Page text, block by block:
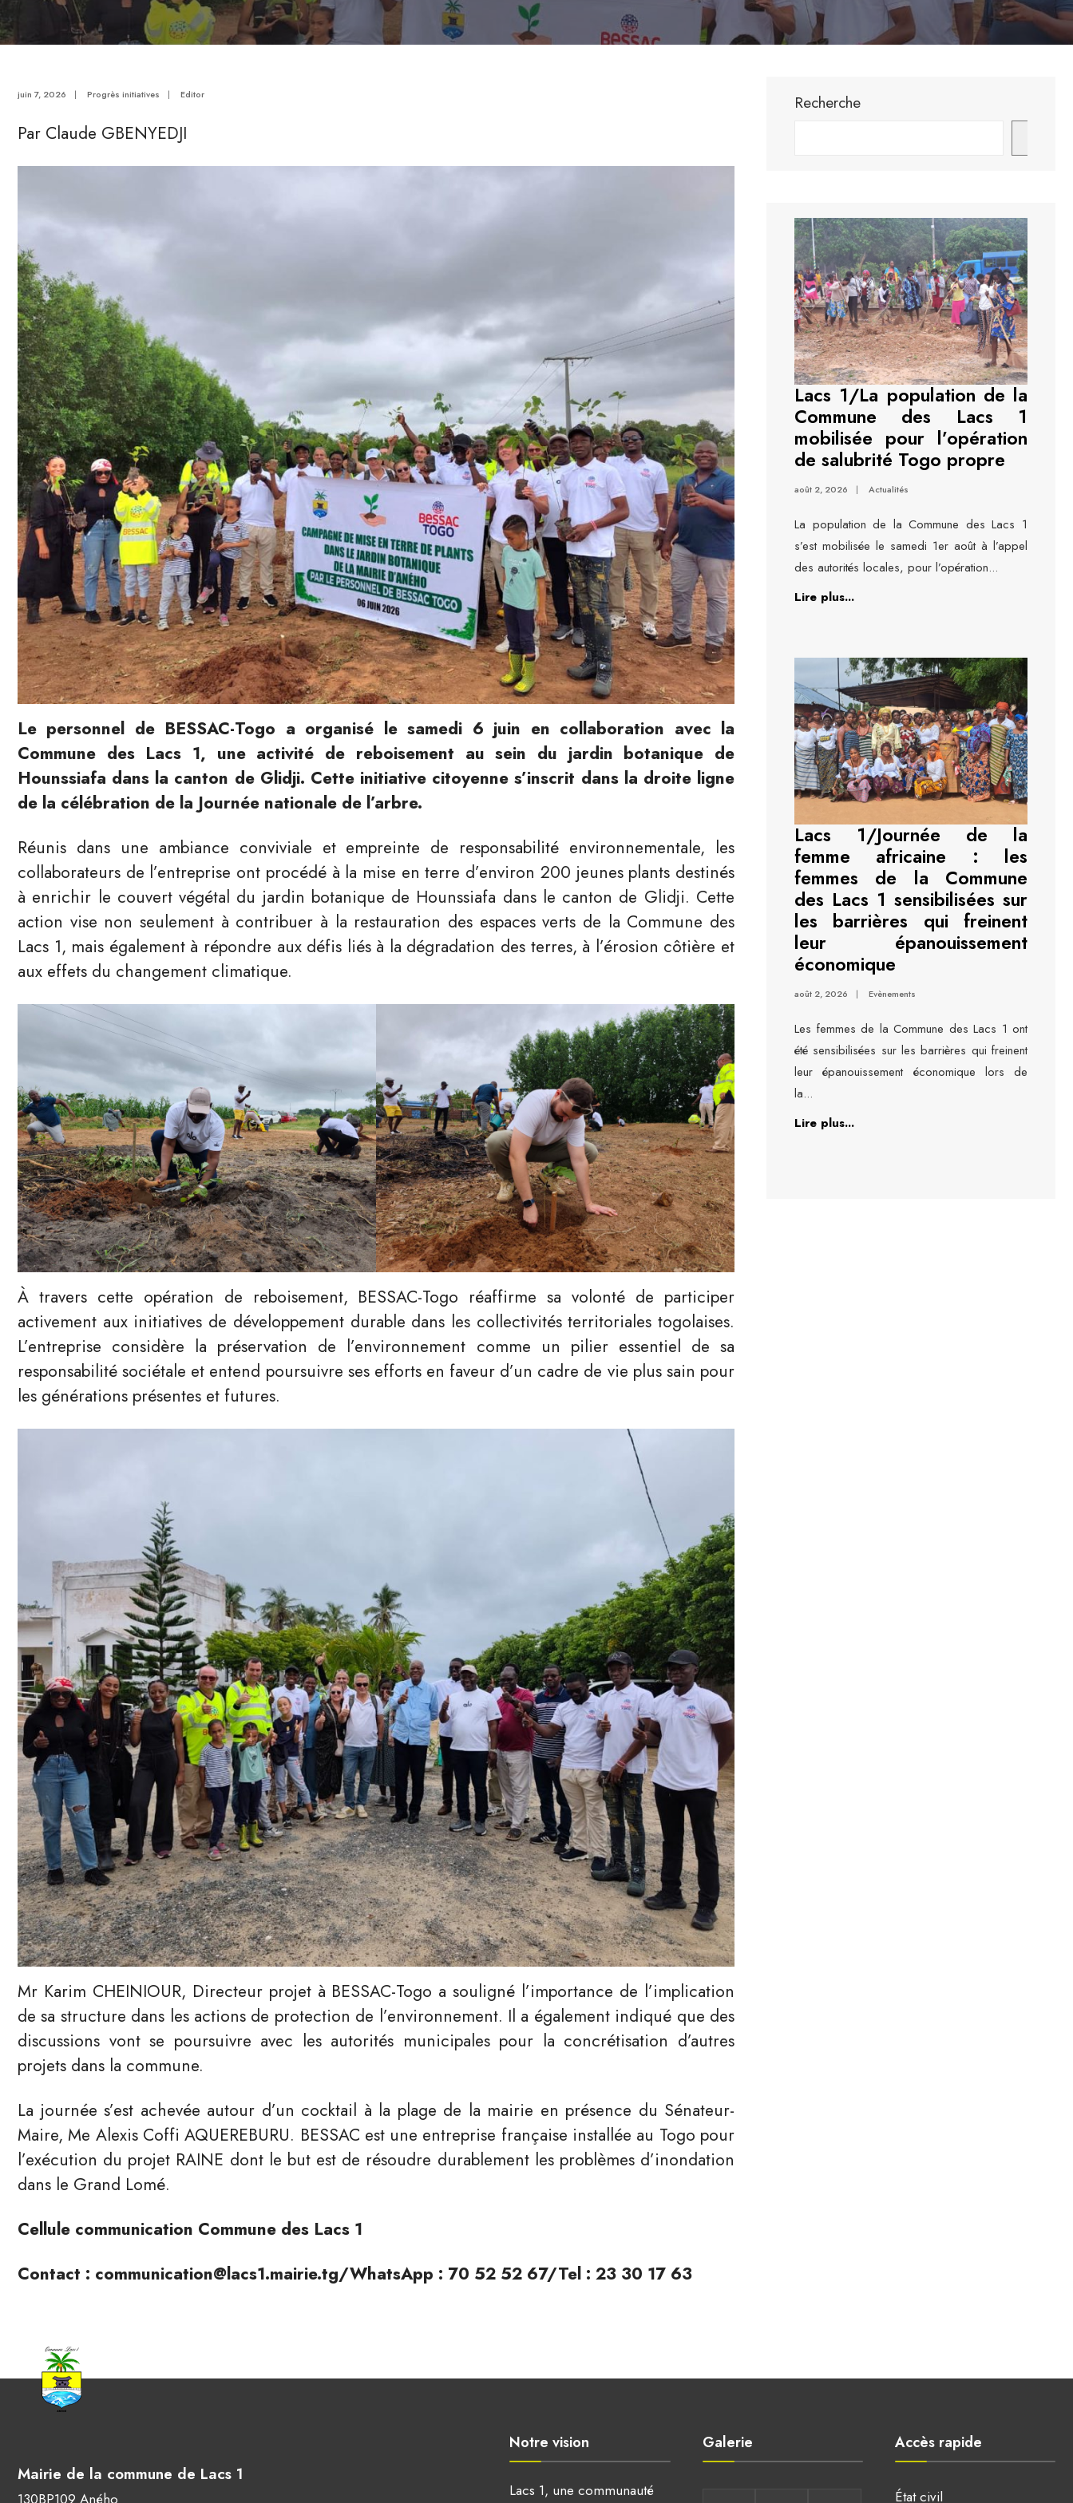
juin 7, 2026 | Progrès initiatives | Editor
Par Claude GBENYEDJI
Le personnel de BESSAC-Togo a organisé le samedi 6 juin en collaboration avec la
Commune des Lacs 1, une activité de reboisement au sein du jardin botanique de
Hounssiafa dans la canton de Glidji. Cette initiative citoyenne s’inscrit dans la droite ligne
de la célébration de la Journée nationale de l’arbre.
Réunis dans une ambiance conviviale et empreinte de responsabilité environnementale, les
collaborateurs de l’entreprise ont procédé à la mise en terre d’environ 200 jeunes plants destinés
à enrichir le couvert végétal du jardin botanique de Hounssiafa dans le canton de Glidji. Cette
action vise non seulement à contribuer à la restauration des espaces verts de la Commune des
Lacs 1, mais également à répondre aux défis liés à la dégradation des terres, à l’érosion côtière et
aux effets du changement climatique.
À travers cette opération de reboisement, BESSAC-Togo réaffirme sa volonté de participer
activement aux initiatives de développement durable dans les collectivités territoriales togolaises.
L’entreprise considère la préservation de l’environnement comme un pilier essentiel de sa
responsabilité sociétale et entend poursuivre ses efforts en faveur d’un cadre de vie plus sain pour
les générations présentes et futures.
Mr Karim CHEINIOUR, Directeur projet à BESSAC-Togo a souligné l’importance de l’implication
de sa structure dans les actions de protection de l’environnement. Il a également indiqué que des
discussions vont se poursuivre avec les autorités municipales pour la concrétisation d’autres
projets dans la commune.
La journée s’est achevée autour d’un cocktail à la plage de la mairie en présence du Sénateur-
Maire, Me Alexis Coffi AQUEREBURU. BESSAC est une entreprise française installée au Togo pour
l’exécution du projet RAINE dont le but est de résoudre durablement les problèmes d’inondation
dans le Grand Lomé.
Cellule communication Commune des Lacs 1
Contact : communication@lacs1.mairie.tg/WhatsApp : 70 52 52 67/Tel : 23 30 17 63
Recherche
Lacs 1/La population de la
Commune des Lacs 1
mobilisée pour l’opération
de salubrité Togo propre
août 2, 2026 | Actualités
La population de la Commune des Lacs 1
s’est mobilisée le samedi 1er août à l’appel
des autorités locales, pour l’opération...
Lire plus...
Lacs 1/Journée de la
femme africaine : les
femmes de la Commune
des Lacs 1 sensibilisées sur
les barrières qui freinent
leur épanouissement
économique
août 2, 2026 | Evènements
Les femmes de la Commune des Lacs 1 ont
été sensibilisées sur les barrières qui freinent
leur épanouissement économique lors de
la...
Lire plus...
Mairie de la commune de Lacs 1
130BP109 Aného
Notre vision
Lacs 1, une communauté
Galerie Accès rapide
État civil